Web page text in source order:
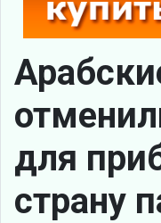
для
страну